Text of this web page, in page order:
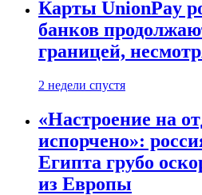
Карты UnionPay
банков
границей,
2 недели спустя
«Настроение на
испорчено»:
Египта грубо
из Европы